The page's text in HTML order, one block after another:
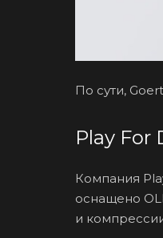
По сути,
Play For
Компания
оснащено
и